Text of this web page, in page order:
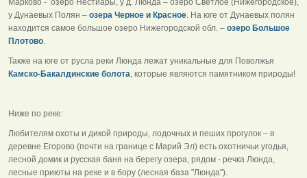
Марково - озеро Нестиары, у д. Люнда – озеро Светлое (Нижегородское),
у Дунаевых Полян – озера Черное и Красное. На юге от Дунаевых полян
находится самое большое озеро Нижегородской обл. – озеро Большое
Плотово.
Также на юге от русла реки Люнда лежат уникальные для Поволжья
Камско-Бакалдинские болота, которые являются памятником природы!
Ниже по реке:
Любителям охоты и дикой природы, лодочных и пеших прогулок – в
деревне Егорово (почти на границе с Марий Эл) есть охотничьи угодья,
лесной домик и русская баня на берегу озера, рядом - речка Люнда,
лесные приюты на реке и в бору (лесная база "Люнда").